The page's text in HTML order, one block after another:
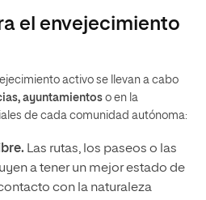
el envejecimiento
activo se llevan a cabo
ayuntamientos o en la
de cada comunidad autónoma:
Las rutas, los paseos o las
a tener un mejor estado de
con la naturaleza